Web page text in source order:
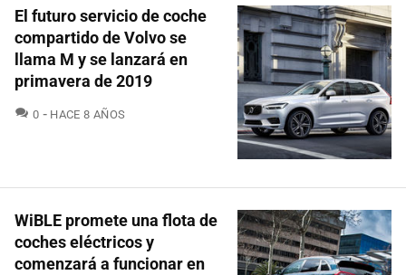
El futuro servicio de coche
compartido de Volvo se
llama M y se lanzará en
primavera de 2019
0 COMENTARIOS
HACE 8 AÑOS
WiBLE promete una flota de
coches eléctricos y
comenzará a funcionar en